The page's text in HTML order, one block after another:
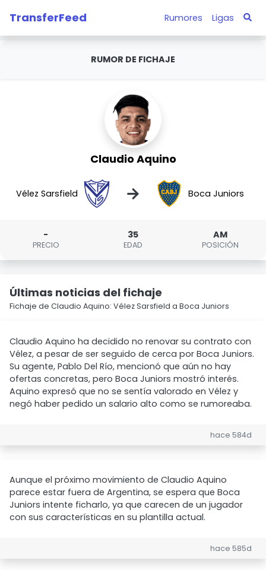
TransferFeed Rumores Ligas
RUMOR DE FICHAJE
Claudio Aquino
Vélez Sarsfield → Boca Juniors
-
PRECIO
35
EDAD
AM
POSICIÓN
Últimas noticias del fichaje
Fichaje de Claudio Aquino: Vélez Sarsfield a Boca Juniors
Claudio Aquino ha decidido no renovar su contrato con
Vélez, a pesar de ser seguido de cerca por Boca Juniors.
Su agente, Pablo Del Río, mencionó que aún no hay
ofertas concretas, pero Boca Juniors mostró interés.
Aquino expresó que no se sentía valorado en Vélez y
negó haber pedido un salario alto como se rumoreaba.
hace 584d
Aunque el próximo movimiento de Claudio Aquino
parece estar fuera de Argentina, se espera que Boca
Juniors intente ficharlo, ya que carecen de un jugador
con sus características en su plantilla actual.
hace 585d